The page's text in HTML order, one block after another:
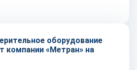
оборудование
компании «Метран» на